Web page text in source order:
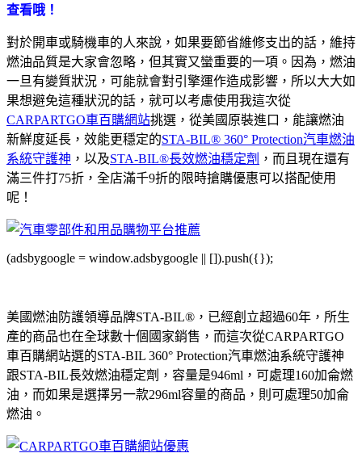
查看哦！
對於開車或騎機車的人來說，如果要節省維修支出的話，維持
燃油品質是大家會忽略，但其實又蠻重要的一項。因為，燃油
一旦有變質狀況，可能就會對引擎運作造成影響，所以大大如
果想避免這種狀況的話，就可以考慮使用我這次從
CARPARTGO車百購網站挑選，從美國原裝進口，能讓燃油
新鮮度延長，效能更穩定的STA-BIL® 360° Protection汽車燃油
系統守護神 ，以及STA-BIL®長效燃油穩定劑 ，而且現在還有
滿三件打75折，全店滿千9折的限時搶購優惠可以搭配使用
呢！
(adsbygoogle = window.adsbygoogle || []).push({});
美國燃油防護領導品牌STA-BIL®，已經創立超過60年，所生
產的商品也在全球數十個國家銷售，而這次從CARPARTGO
車百購網站選的STA-BIL 360° Protection汽車燃油系統守護神
跟STA-BIL長效燃油穩定劑，容量是946ml，可處理160加侖燃
油，而如果是選擇另一款296ml容量的商品，則可處理50加侖
燃油。